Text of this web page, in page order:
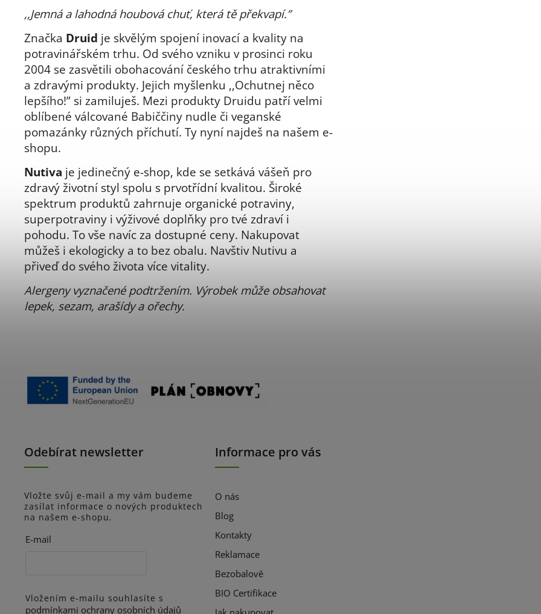
,,Jemná a lahodná houbová chuť, která tě překvapí.”
Značka Druid je skvělým spojení inovací a kvality na
potravinářském trhu. Od svého vzniku v prosinci roku
2004 se zasvětili obohacování českého trhu atraktivními
a zdravými produkty. Jejich myšlenku ,,Ochutnej něco
lepšího!” si zamiluješ. Mezi produkty Druidu patří velmi
oblíbené válcované Babiččiny nudle či veganské
pomazánky různých příchutí. Ty nyní najdeš na našem e-
shopu.
Nutiva je jedinečný e-shop, kde se setkává vášeň pro
zdravý životní styl spolu s prvotřídní kvalitou. Široké
spektrum produktů zahrnuje organické potraviny,
superpotraviny i výživové doplňky pro tvé zdraví i
pohodu. To vše navíc za dostupné ceny. Nakupovat
můžeš i ekologicky a to bez obalu. Navštiv Nutivu a
přiveď do svého života více vitality.
Alergeny vyznačené podtržením. Výrobek může obsahovat
lepek, sezam, arašídy a ořechy.
Odebírat newsletter
Vložte svůj e-mail a my vám budeme
zasílat informace o nových produktech
na našem e-shopu.
E-mail
Vložením e-mailu souhlasíte s
podmínkami ochrany osobních údajů
Informace pro vás
O nás
Blog
Kontakty
Reklamace
Bezobalově
BIO Certifikace